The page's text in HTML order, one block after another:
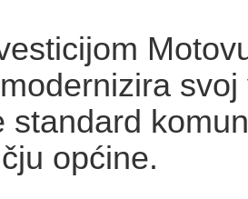
standard
općine.